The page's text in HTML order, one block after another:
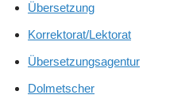
Übersetzung
Korrektorat/Lektorat
Übersetzungsagentur
Dolmetscher